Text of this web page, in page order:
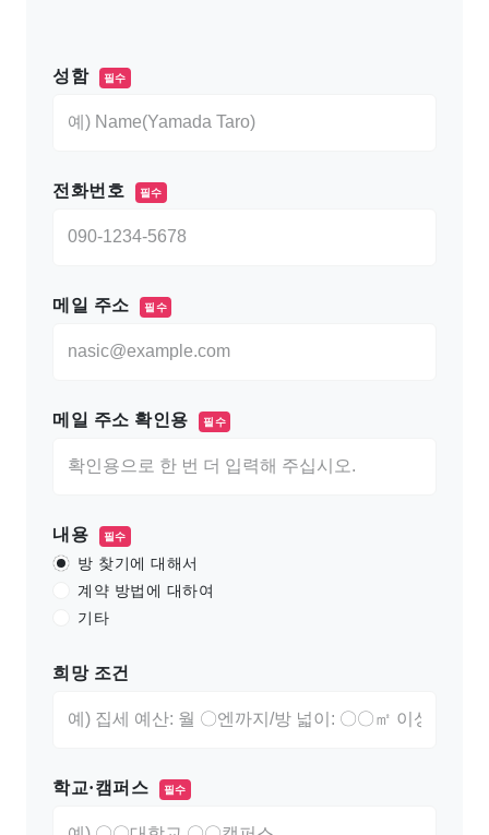
성함 필수
전화번호 필수
메일 주소 필수
메일 주소 확인용 필수
내용 필수
방 찾기에 대해서
계약 방법에 대하여
기타
희망 조건
학교·캠퍼스 필수